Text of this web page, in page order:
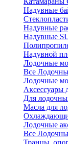
Надувные
Надувные
Надувные
Надувной
Лодочные
Все
Лодочные
Аксессуары
Для
Масла для
Лодочные
Все
Транцы,